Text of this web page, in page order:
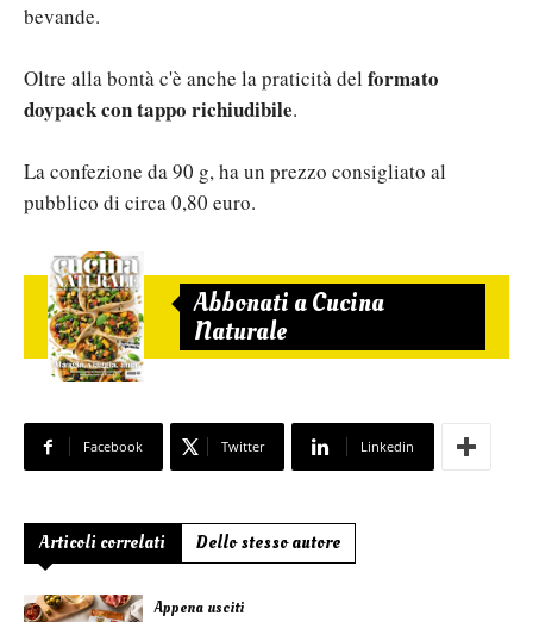
bevande.
Oltre alla bontà c'è anche la praticità del formato
doypack con tappo richiudibile.
La confezione da 90 g, ha un prezzo consigliato al
pubblico di circa 0,80 euro.
Abbonati a Cucina
Naturale
Facebook Twitter Linkedin
Articoli correlati Dello stesso autore
Appena usciti